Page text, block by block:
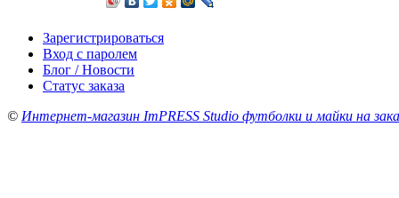
Зарегистрироваться
Вход с паролем
Блог / Новости
Статус заказа
© Интернет-магазин ImPRESS Studio футболки и майки на